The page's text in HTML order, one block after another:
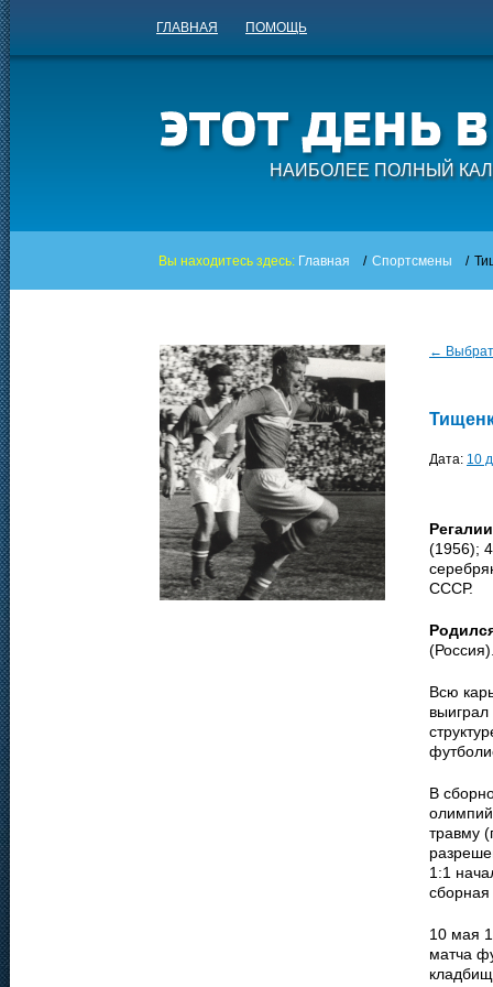
ГЛАВНАЯ ПОМОЩЬ
НАИБОЛЕЕ ПОЛНЫЙ
Вы находитесь здесь: Главная / Спортсмены /
←
Дата: 10
(1956);
СССР.
Всю
В
травму
1:1
10 мая
матча